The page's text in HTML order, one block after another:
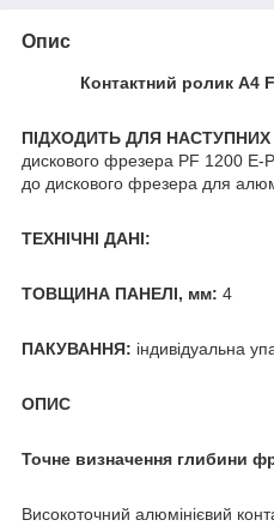
Опис
Контактний ролик А4
ПІДХОДИТЬ ДЛЯ НАСТУПНИХ
дискового фрезера PF 1200 E-
до дискового фрезера для
ТЕХНІЧНІ ДАНІ:
ТОВЩИНА ПАНЕЛІ, мм: 4
ПАКУВАННЯ: індивідуальна
ОПИС
Точне визначення глибини
Високоточний алюмінієвий